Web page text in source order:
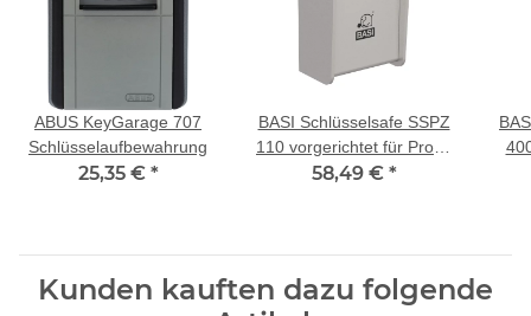
ABUS KeyGarage 707
Schlüsselaufbewahrung
25,35 € *
BASI Schlüsselsafe SSPZ
110 vorgerichtet für Profil-
Halbzylinder
58,49 € *
Kunden kauften dazu folgende